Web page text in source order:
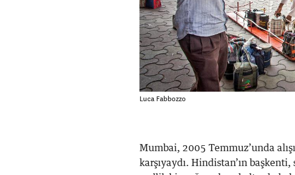
Luca Fabbozzo
Mumbai, 2005 Temmuz’unda
karşıyaydı. Hindistan’ın